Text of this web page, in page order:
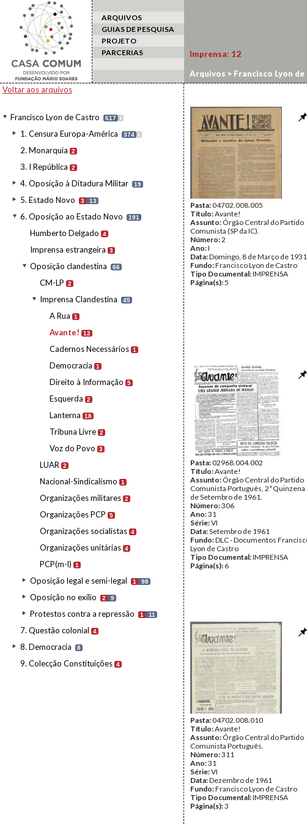
ARQUIVOS
GUIAS DE PESQUISA
PROJETO
PARCERIAS
Voltar aos arquivos
Francisco Lyon de Castro 617 I
1. Censura Europa-América 374 I
2. Monarquia 2
3. I República 2
4. Oposição à Ditadura Militar 19
5. Estado Novo 3 13
6. Oposição ao Estado Novo 191
Humberto Delgado 4
Imprensa estrangeira 3
Oposição clandestina 66
CM-LP 2
Imprensa Clandestina 45
A Rua 1
Avante! 12
Cadernos Necessários 1
Democracia 1
Direito à Informação 5
Esquerda 2
Lanterna 18
Tribuna Livre 2
Voz do Povo 3
LUAR 2
Nacional-Sindicalismo 1
Organizações militares 2
Organizações PCP 5
Organizações socialistas 4
Organizações unitárias 4
PCP(m-l) 1
Oposição legal e semi-legal 1 98
Oposição no exílio 2 9
Protestos contra a repressão 1 11
7. Questão colonial 4
8. Democracia 8
9. Colecção Constituições 4
Imprensa: 12
Arquivos > Francisco Lyon
Pasta:04702.008.005
Título:Avante!
Assunto: Órgão Central do Partido
Comunista (SP da IC).
Número:2
Ano:I
Data:Domingo, 8 de Março de 1931
Fundo:Francisco Lyon de Castro
Tipo Documental:IMPRENSA
Página(s):5
Pasta:02968.004.002
Título:Avante!
Assunto: Órgão Central do Partido
Comunista Português, 2ª Quinzena
de Setembro de 1961.
Número:306
Ano:31
Série:VI
Data:Setembro de 1961
Fundo:DLC - Documentos
Lyon de Castro
Tipo Documental:IMPRENSA
Página(s): 6
Pasta:04702.008.010
Título:Avante!
Assunto: Órgão Central do Partido
Comunista Português.
Número:311
Ano:31
Série:VI
Data:Dezembro de 1961
Fundo:Francisco Lyon de Castro
Tipo Documental:IMPRENSA
Página(s):3